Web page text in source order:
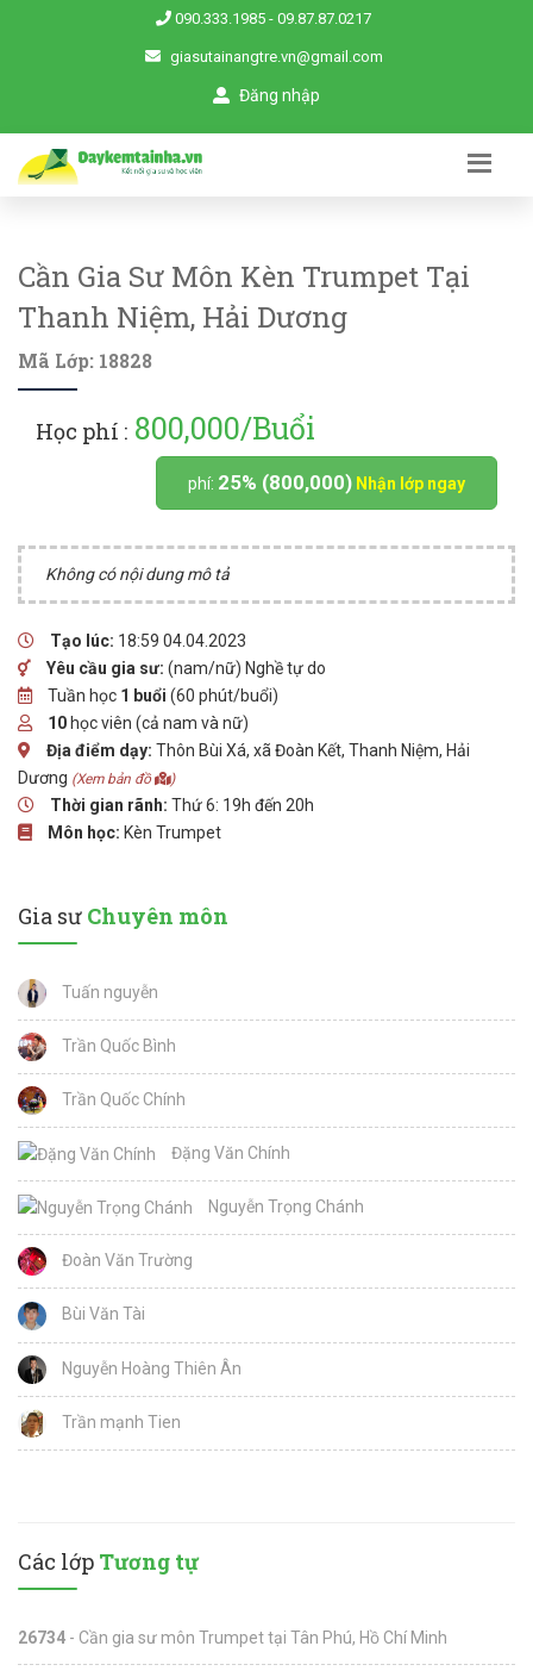
090.333.1985 - 09.87.87.0217
giasutainangtre.vn@gmail.com
Đăng nhập
Cần Gia Sư Môn Kèn Trumpet Tại
Thanh Niệm, Hải Dương
Mã Lớp: 18828
Học phí : 800,000/Buổi
phí: 25% (800,000) Nhận lớp ngay
Không có nội dung mô tả
Tạo lúc: 18:59 04.04.2023
Yêu cầu gia sư: (nam/nữ) Nghề tự do
Tuần học 1 buổi (60 phút/buổi)
10học viên (cả nam và nữ)
Địa điểm dạy: Thôn Bùi Xá, xã Đoàn Kết, Thanh Niệm, Hải
Dương (Xem bản đồ )
Thời gian rãnh: Thứ 6: 19h đến 20h
Môn học: Kèn Trumpet
Gia sư Chuyên môn
Tuấn nguyễn
Trần Quốc Bình
Trần Quốc Chính
Đặng Văn Chính
Nguyễn Trọng Chánh
Đoàn Văn Trường
Bùi Văn Tài
Nguyễn Hoàng Thiên Ân
Trần mạnh Tien
Các lớp Tương tự
26734 - Cần gia sư môn Trumpet tại Tân Phú, Hồ Chí Minh